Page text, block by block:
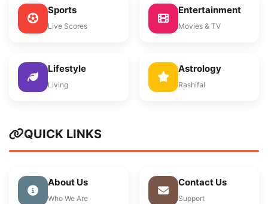
Sports
Live Scores
Entertainment
Movies & TV
Lifestyle
Living
Astrology
Rashifal
QUICK LINKS
About Us
Who We Are
Contact Us
Support